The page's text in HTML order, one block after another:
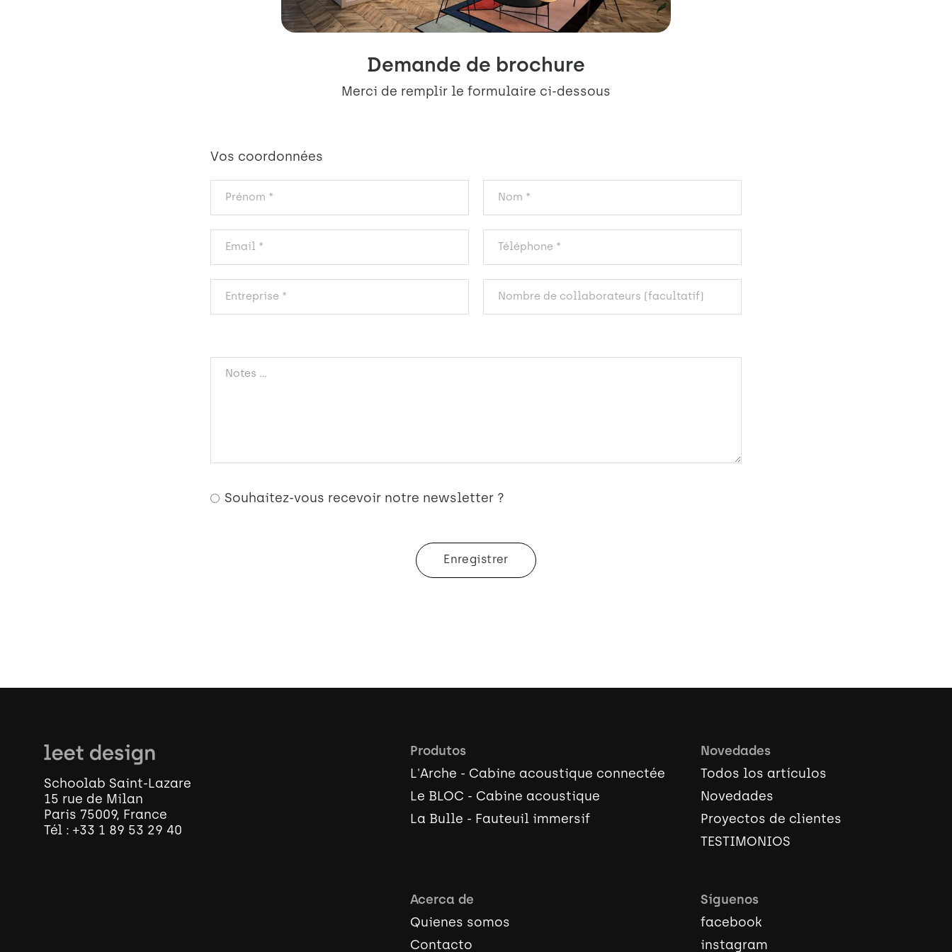
Demande de brochure
Merci de remplir le formulaire ci-dessous
Vos coordonnées
Souhaitez-vous recevoir notre newsletter ?
Schoolab Saint-Lazare
15 rue de Milan
Paris 75009, France
Tél : +33 1 89 53 29 40
Produtos
L'Arche - Cabine acoustique connectée
Le BLOC - Cabine acoustique
La Bulle - Fauteuil immersif
Novedades
Todos los artículos
Novedades
Proyectos de clientes
TESTIMONIOS
Acerca de
Quienes somos
Contacto
Síguenos
facebook
instagram